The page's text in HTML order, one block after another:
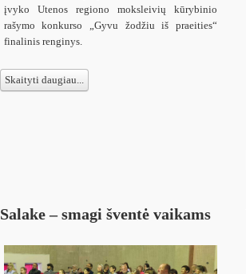
įvyko Utenos regiono moksleivių kūrybinio
rašymo konkurso „Gyvu žodžiu iš praeities“
finalinis renginys.
Skaityti daugiau...
Salake – smagi šventė vaikams